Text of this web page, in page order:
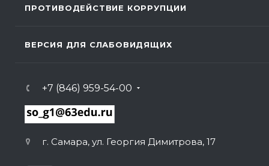
ПРОТИВОДЕЙСТВИЕ КОРРУПЦИИ
ВЕРСИЯ ДЛЯ СЛАБОВИДЯЩИХ
+7 (846) 959-54-00
г. Самара, ул. Георгия Димитрова, 17